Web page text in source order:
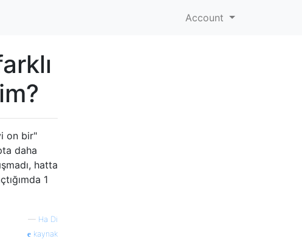
Account
on bir"
daha
hatta
1
— Ha Di
kaynak